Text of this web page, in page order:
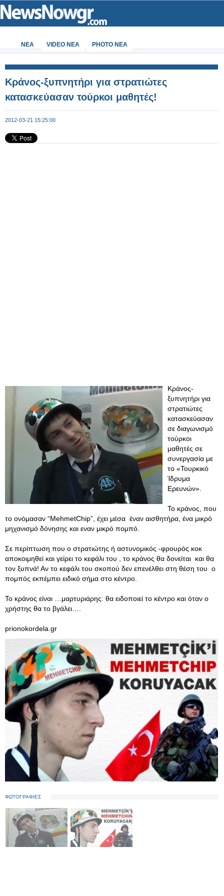
ΝΕΑ VIDEO NEA PHOTO NEA
Κράνος-ξυπνητήρι για στρατιώτες
κατασκεύασαν τούρκοι μαθητές!
2012-03-21 15:25:00
Κράνος-
ξυπνητήρι για
στρατιώτες
κατασκεύασαν
σε διαγωνισμό
τούρκοι
μαθητές σε
συνεργασία με
το «Τουρκικό
Ίδρυμα
Ερευνών».
Το κράνος, που
το ονόμασαν “MehmetChip”, έχει μέσα έναν αισθητήρα, ένα μικρό
μηχανισμό δόνησης και εναν μικρό πομπό.
Σε περίπτωση που ο στρατιώτης ή αστυνομικός -φρουρός κοκ
αποκοιμηθεί και γείρει το κεφάλι του , το κράνος θα δονείται και θα
τον ξυπνά! Αν το κεφάλι του σκοπού δεν επενέλθει στη θέση του ο
πομπός εκπέμπει ειδικό σήμα στο κέντρο.
Το κράνος είναι …μαρτυριάρης: θα ειδοποιεί το κέντρο και όταν ο
χρήστης θα το βγάλει….
prionokordela.gr
ΦΩΤΟΓΡΑΦΙΕΣ